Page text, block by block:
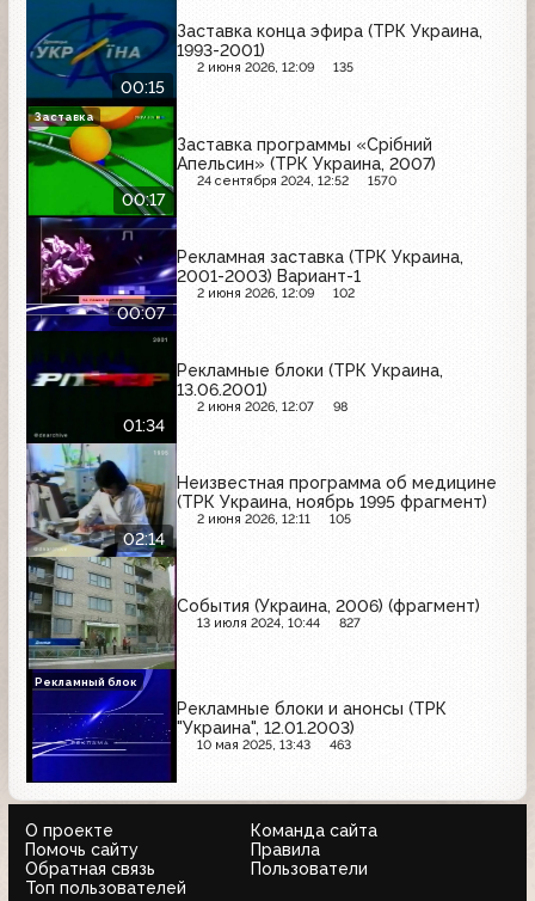
00:15
Заставка конца эфира (ТРК Украина,
1993-2001)
2 июня 2026, 12:09 135
00:17
Заставка программы «Срібний
Апельсин» (ТРК Украина, 2007)
24 сентября 2024, 12:52 1570
Заставка
00:07
Рекламная заставка (ТРК Украина,
2001-2003) Вариант-1
2 июня 2026, 12:09 102
01:34
Рекламные блоки (ТРК Украина,
13.06.2001)
2 июня 2026, 12:07 98
02:14
Неизвестная программа об медицине
(ТРК Украина, ноябрь 1995 фрагмент)
2 июня 2026, 12:11 105
События (Украина, 2006) (фрагмент)
13 июля 2024, 10:44 827
Рекламные блоки и анонсы (ТРК
"Украина", 12.01.2003)
10 мая 2025, 13:43 463
Рекламный блок
О проекте
Команда сайта
Помочь сайту
Правила
Обратная связь
Пользователи
Топ пользователей